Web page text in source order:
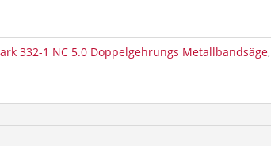
332-1 NC 5.0 Doppelgehrungs Metallbandsäge,